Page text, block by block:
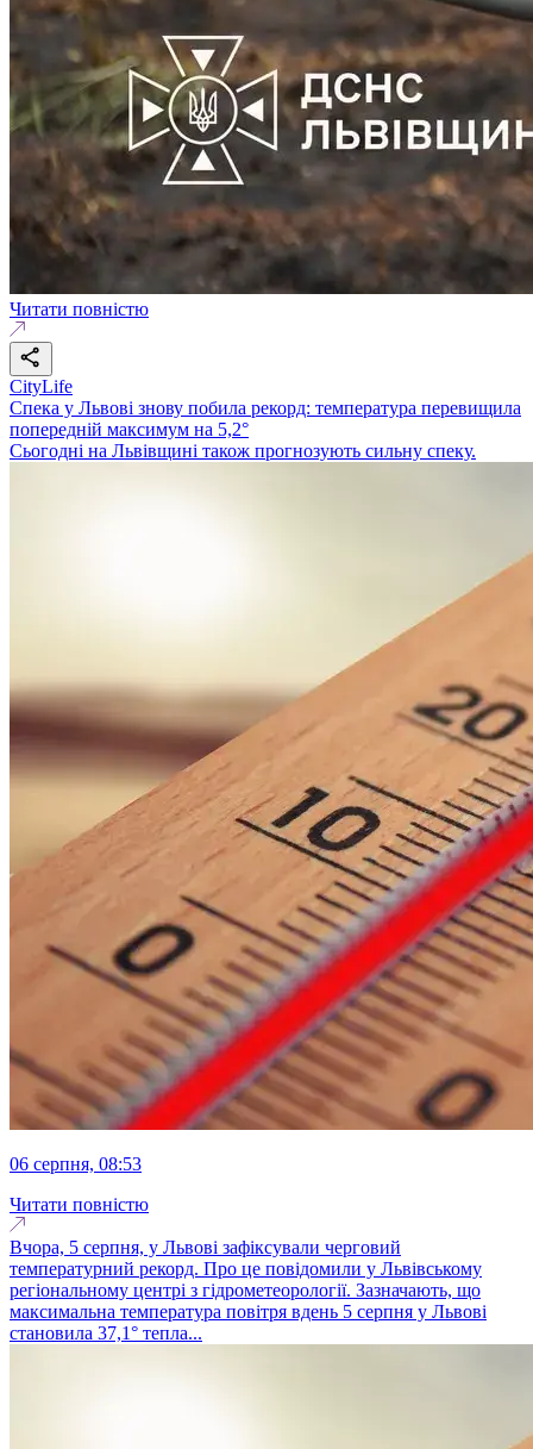
Читати повністю
CityLife
Спека у Львові знову побила рекорд: температура перевищила
попередній максимум на 5,2°
Сьогодні на Львівщині також прогнозують сильну спеку.
06 серпня, 08:53
Читати повністю
Вчора, 5 серпня, у Львові зафіксували черговий
температурний рекорд. Про це повідомили у Львівському
регіональному центрі з гідрометеорології. Зазначають, що
максимальна температура повітря вдень 5 серпня у Львові
становила 37,1° тепла...